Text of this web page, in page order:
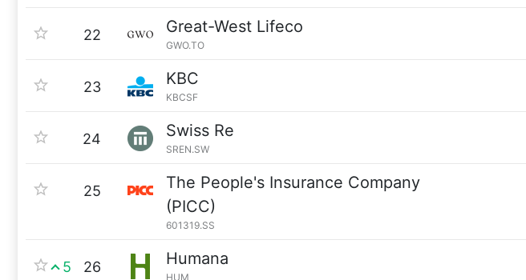
22 Great-West Lifeco
GWO.TO
23 KBC
KBCSF
24 Swiss Re
SREN.SW
25
The People's Insurance Company
(PICC)
601319.SS
5 26 Humana
HUM